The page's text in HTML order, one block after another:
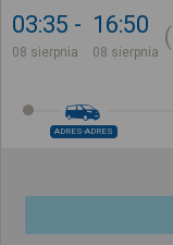
03:35
08 sierpnia
16:50
08 sierpnia
ADRES-ADRES